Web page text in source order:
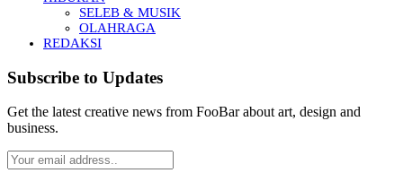
SELEB & MUSIK
OLAHRAGA
REDAKSI
Subscribe to Updates
Get the latest creative news from FooBar about art, design and
business.